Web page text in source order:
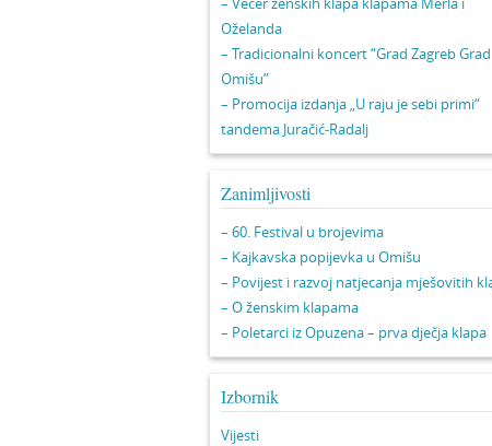
Oželanda
– Tradicionalni koncert “Grad Zagreb Grad
Omišu”
– Promocija izdanja „U raju je sebi primi“
tandema Juračić-Radalj
Zanimljivosti
– 60. Festival u brojevima
– Kajkavska popijevka u Omišu
– Povijest i razvoj natjecanja mješovitih
– O ženskim klapama
– Poletarci iz Opuzena – prva dječja klapa
Izbornik
Vijesti